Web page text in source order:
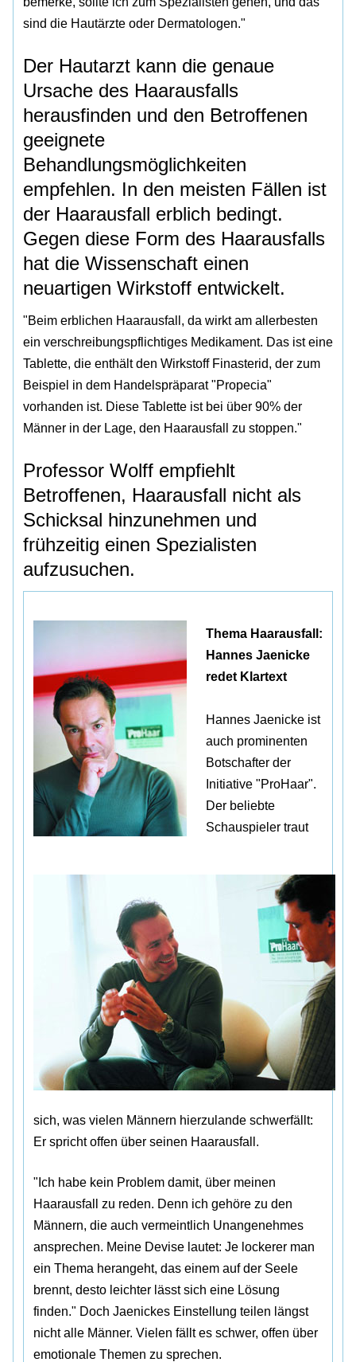
sind die Hautärzte oder Dermatologen."
Der Hautarzt kann die genaue
Ursache des Haarausfalls
herausfinden und den Betroffenen
geeignete
Behandlungsmöglichkeiten
empfehlen. In den meisten Fällen ist
der Haarausfall erblich bedingt.
Gegen diese Form des Haarausfalls
hat die Wissenschaft einen
neuartigen Wirkstoff entwickelt.
"Beim erblichen Haarausfall, da wirkt am allerbesten
ein verschreibungspflichtiges Medikament. Das ist eine
Tablette, die enthält den Wirkstoff Finasterid, der zum
Beispiel in dem Handelspräparat "Propecia"
vorhanden ist. Diese Tablette ist bei über 90% der
Männer in der Lage, den Haarausfall zu stoppen."
Professor Wolff empfiehlt
Betroffenen, Haarausfall nicht als
Schicksal hinzunehmen und
frühzeitig einen Spezialisten
aufzusuchen.
Thema Haarausfall:
Hannes Jaenicke
redet Klartext
Hannes Jaenicke ist
auch prominenten
Botschafter der
Initiative "ProHaar".
Der beliebte
Schauspieler traut
sich, was vielen Männern hierzulande schwerfällt:
Er spricht offen über seinen Haarausfall.
"Ich habe kein Problem damit, über meinen
Haarausfall zu reden. Denn ich gehöre zu den
Männern, die auch vermeintlich Unangenehmes
ansprechen. Meine Devise lautet: Je lockerer man
ein Thema herangeht, das einem auf der Seele
brennt, desto leichter lässt sich eine Lösung
finden." Doch Jaenickes Einstellung teilen längst
nicht alle Männer. Vielen fällt es schwer, offen über
emotionale Themen zu sprechen.